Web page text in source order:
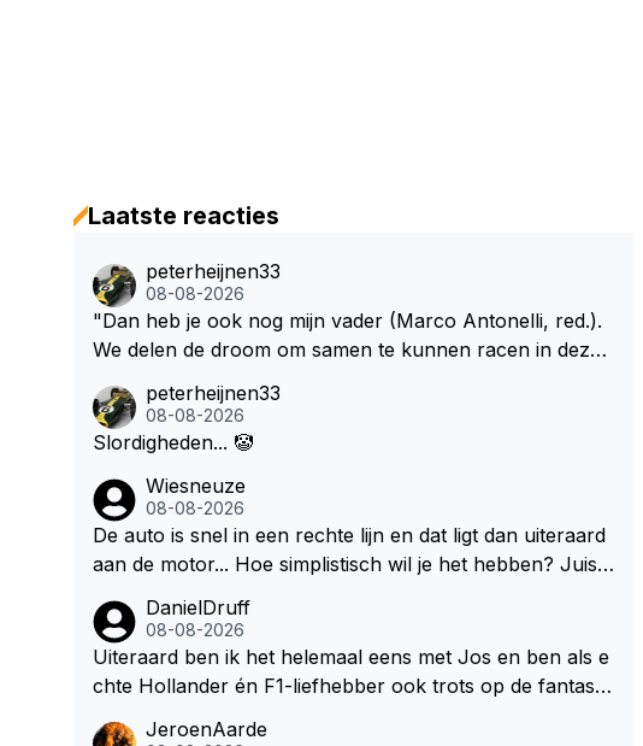
Laatste reacties
peterheijnen33
08-08-2026
"Dan heb je ook nog mijn vader (Marco Antonelli, red.).
We delen de droom om samen te kunnen racen in dezelf
m met Kimi en Marco én Max én Jos? ;)
peterheijnen33
08-08-2026
Slordigheden... 🤡
Wiesneuze
08-08-2026
De auto is snel in een rechte lijn en dat ligt dan uiteraard
aan de motor... Hoe simplistisch wil je het hebben? Juist i
nd belangrijk. Heeft Red Bull bochtgrip opgegeven voor t
opsnelheid? Dat is iets wat vaker gebeurd is, zeker met V
erstappen aan bet stuur.
DanielDruff
08-08-2026
Uiteraard ben ik het helemaal eens met Jos en ben als e
chte Hollander én F1-liefhebber ook trots op de fantastis
JeroenAarde